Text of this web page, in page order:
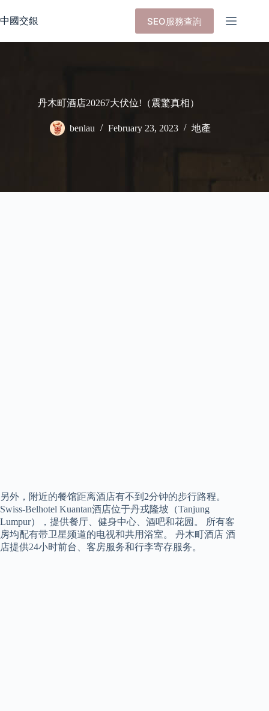
to
content
中國交銀 SEO服務查詢
丹木町酒店20267大伏位!（震驚真相）
benlau February 23, 2023 地產
另外，附近的餐馆距离酒店有不到2分钟的步行路程。
Swiss-Belhotel Kuantan酒店位于丹戎隆坡（Tanjung
Lumpur），提供餐厅、健身中心、酒吧和花园。 所有客
房均配有带卫星频道的电视和共用浴室。 丹木町酒店 酒
店提供24小时前台、客房服务和行李寄存服务。